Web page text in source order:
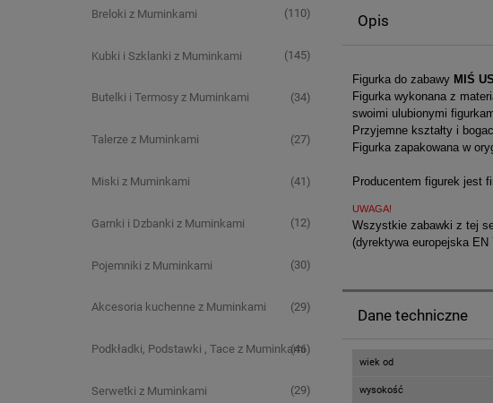
Breloki z Muminkami (110)
Kubki i Szklanki z Muminkami (145)
Butelki i Termosy z Muminkami (34)
Talerze z Muminkami (27)
Miski z Muminkami (41)
Garnki i Dzbanki z Muminkami (12)
Pojemniki z Muminkami (30)
Akcesoria kuchenne z Muminkami (29)
Podkładki, Podstawki , Tace z Muminkami
(46)
Serwetki z Muminkami (29)
Opis
Figurka do zabawy MIŚ
Figurka wykonana z
swoimi ulubionymi
Przyjemne kształty i
Figurka zapakowana w
Producentem figurek jest
UWAGA!
Wszystkie zabawki z tej
(dyrektywa europejska EN
Dane techniczne
wiek od
wysokość